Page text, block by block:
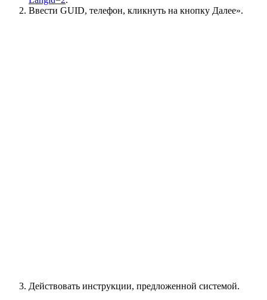
Ввести GUID, телефон, кликнуть на кнопку Далее».
Действовать инструкции, предложенной системой.